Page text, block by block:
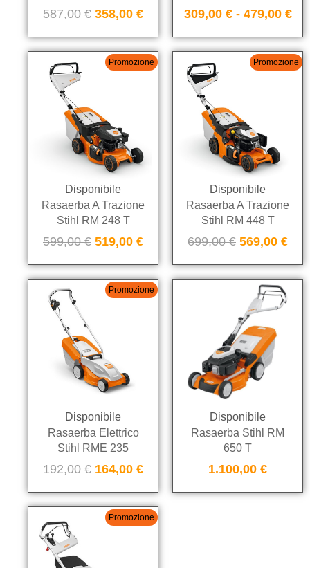
587,00€ 358,00 € 309,00 € - 479,00 €
Promozione
Disponibile
Rasaerba A Trazione
Stihl RM 248 T
599,00€ 519,00 €
Promozione
Disponibile
Rasaerba A Trazione
Stihl RM 448 T
699,00€ 569,00 €
Promozione
Disponibile
Rasaerba Elettrico
Stihl RME 235
192,00€ 164,00 €
Disponibile
Rasaerba Stihl RM
650 T
1.100,00 €
Promozione